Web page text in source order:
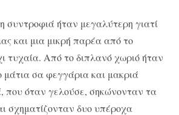
συντροφιά ήταν μεγαλύτερη γιατί
και μια μικρή παρέα από το
τυχαία. Από το διπλανό χωριό ήταν
μάτια σα φεγγάρια και μακριά
που όταν γελούσε, σηκώνονταν τα
σχηματίζονταν δυο υπέροχα